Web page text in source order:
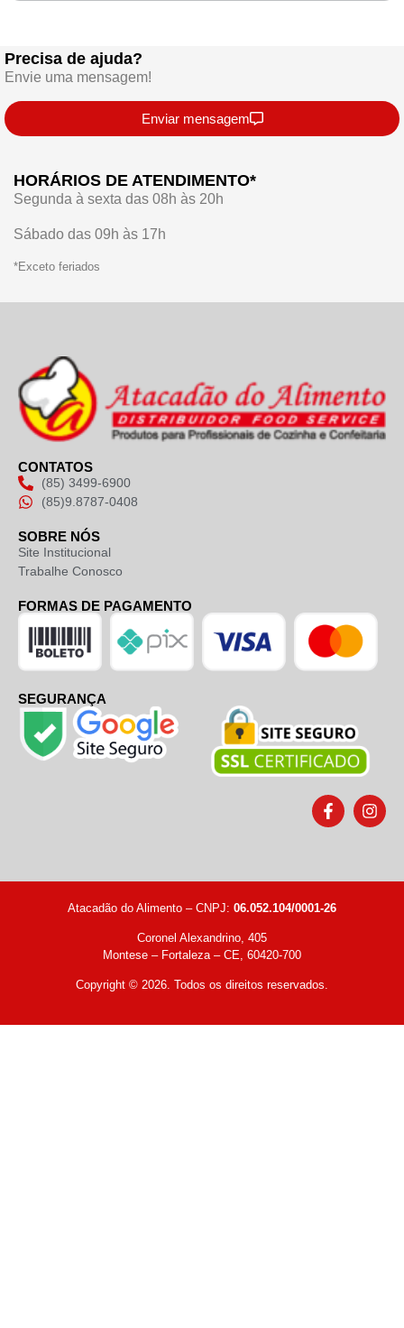
Precisa de ajuda?
Envie uma mensagem!
Enviar mensagem
HORÁRIOS DE ATENDIMENTO*
Segunda à sexta das 08h às 20h
Sábado das 09h às 17h
*Exceto feriados
(85) 3499-6900
(85)9.8787-0408
CONTATOS
SOBRE NÓS
Site Institucional
Trabalhe Conosco
FORMAS DE PAGAMENTO
SEGURANÇA
Atacadão do Alimento – CNPJ: 06.052.104/0001-26
Coronel Alexandrino, 405
Montese – Fortaleza – CE, 60420-700
Copyright © 2026. Todos os direitos reservados.